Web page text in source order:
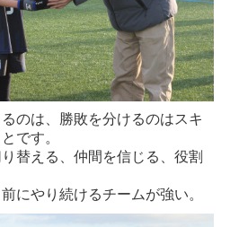
のは、勝敗を分けるのはスキ
です。
替える、仲間を信じる、役割
にやり続けるチームが強い。